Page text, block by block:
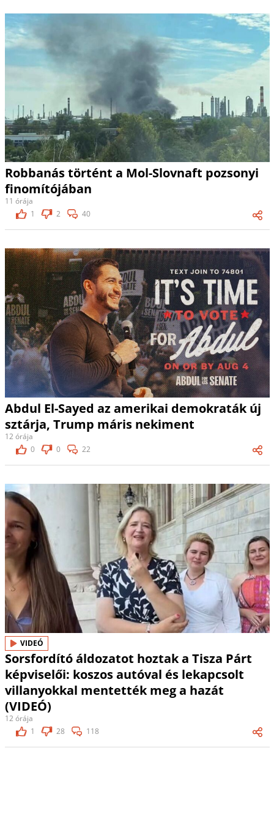
Robbanás történt a Mol-Slovnaft pozsonyi
finomítójában
11 órája
1
2 40
Abdul El-Sayed az amerikai demokraták új
sztárja, Trump máris nekiment
12 órája
0
0 22
VIDEÓ
Sorsfordító áldozatot hoztak a Tisza Párt
képviselői: koszos autóval és lekapcsolt
villanyokkal mentették meg a hazát
(VIDEÓ)
12 órája
1
28 118